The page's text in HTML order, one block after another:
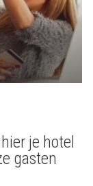
je hotel
gasten